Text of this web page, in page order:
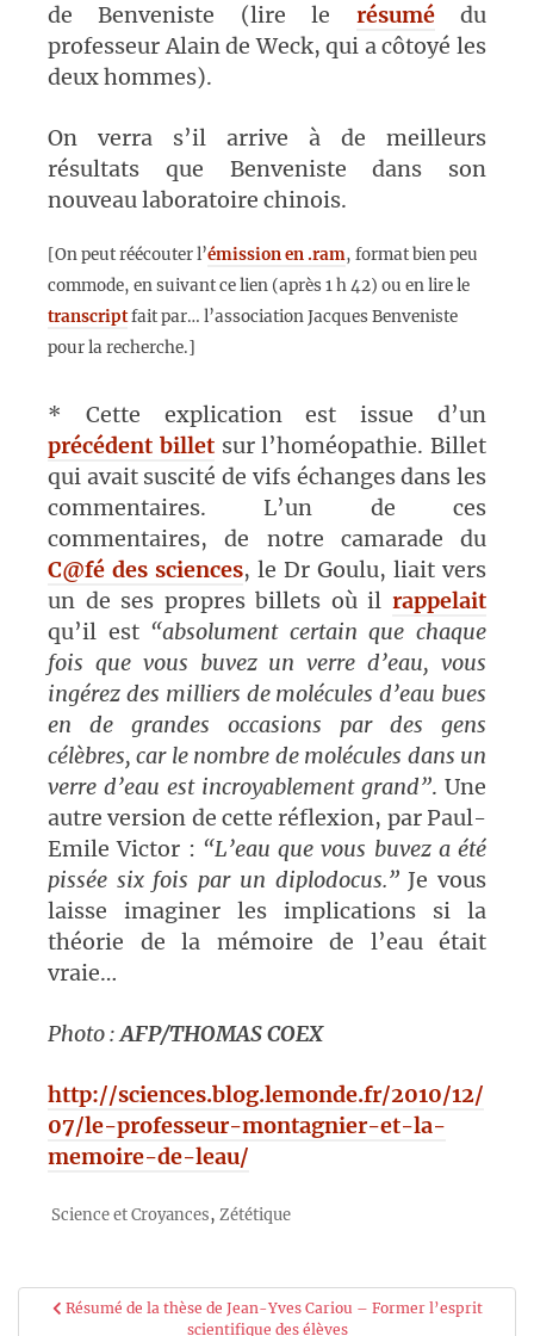
de Benveniste (lire le résumédu
professeur Alain de Weck, qui a côtoyé les
deux hommes).
On verra s’il arrive à de meilleurs
résultats que Benveniste dans son
nouveau laboratoire chinois.
[On peut réécouter l’émission en .ram, format bien peu
commode, en suivant ce lien (après 1 h 42) ou en lire le
transcriptfait par… l’association Jacques Benveniste
pour la recherche.]
* Cette explication est issue d’un
précédent billetsur l’homéopathie. Billet
qui avait suscité de vifs échanges dans les
commentaires. L’un de ces
commentaires, de notre camarade du
C@fé des sciences, le Dr Goulu, liait vers
un de ses propres billets où il rappelait
qu’il est“absolument certain que chaque
fois que vous buvez un verre d’eau, vous
ingérez des milliers de molécules d’eau bues
en de grandes occasions par des gens
célèbres, car le nombre de molécules dans un
verre d’eau est incroyablement grand”. Une
autre version de cette réflexion, par Paul-
Emile Victor : “L’eau que vous buvez a été
pissée six fois par un diplodocus.” Je vous
laisse imaginer les implications si la
théorie de la mémoire de l’eau était
vraie…
Photo :AFP/THOMAS COEX
http://sciences.blog.lemonde.fr/2010/12/
07/le-professeur-montagnier-et-la-
memoire-de-leau/
Science et Croyances, Zététique
Navigation
Résumé de la thèse de Jean-Yves Cariou – Former l’esprit
scientifique des élèves